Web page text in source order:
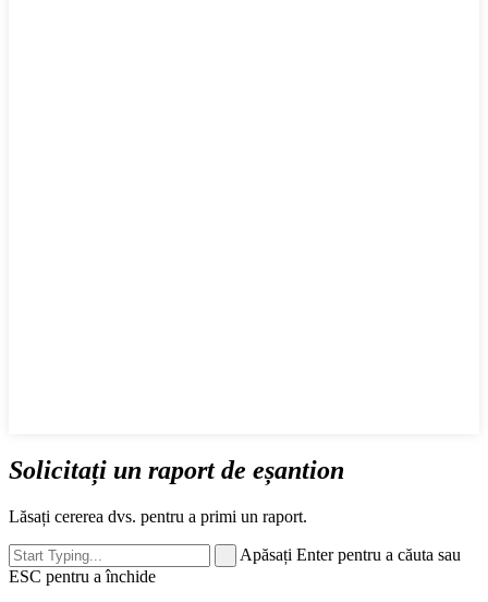
Solicitați un raport de eșantion
Lăsați cererea dvs. pentru a primi un raport.
Apăsați Enter pentru a căuta sau
ESC pentru a închide